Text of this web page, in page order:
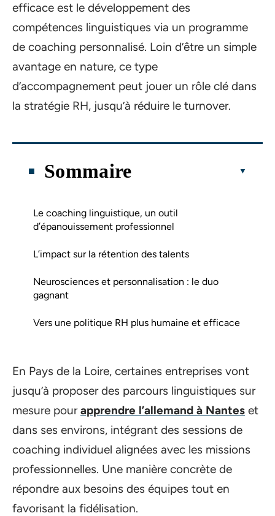
efficace est le développement des
compétences linguistiques via un programme
de coaching personnalisé. Loin d’être un simple
avantage en nature, ce type
d’accompagnement peut jouer un rôle clé dans
la stratégie RH, jusqu’à réduire le turnover.
Sommaire
Le coaching linguistique, un outil
d’épanouissement professionnel
L’impact sur la rétention des talents
Neurosciences et personnalisation : le duo
gagnant
Vers une politique RH plus humaine et efficace
En Pays de la Loire, certaines entreprises vont
jusqu’à proposer des parcours linguistiques sur
mesure pourapprendre l’allemand à Nantes et
dans ses environs, intégrant des sessions de
coaching individuel alignées avec les missions
professionnelles. Une manière concrète de
répondre aux besoins des équipes tout en
favorisant la fidélisation.